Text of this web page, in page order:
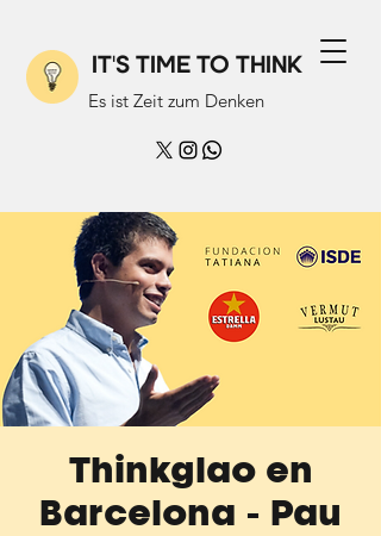
IT'S TIME TO THINK
Es ist Zeit zum Denken
Thinkglao en
Barcelona - Pau